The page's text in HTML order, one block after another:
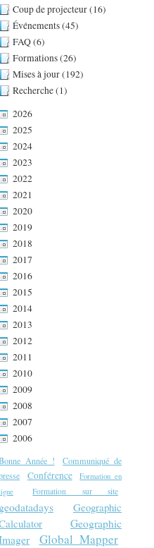
Coup de projecteur (16)
Événements (45)
FAQ (6)
Formations (26)
Mises à jour (192)
Recherche (1)
2026
2025
2024
2023
2022
2021
2020
2019
2018
2017
2016
2015
2014
2013
2012
2011
2010
2009
2008
2007
2006
Année !
Communiqué de
Conférence
Formation en
Formation sur site
geodatadays
Geographic
Geographic
Global Mapper